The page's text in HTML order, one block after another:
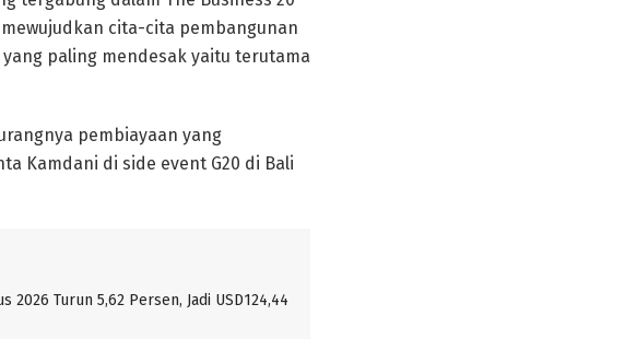
cita-cita pembangunan
paling mendesak yaitu terutama
pembiayaan yang
Kamdani di side event G20 di Bali
2026 Turun 5,62 Persen, Jadi USD124,44